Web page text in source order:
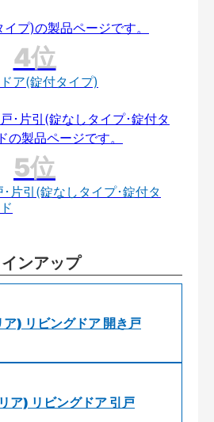
ア(錠付タイプ)
片引(錠なしタイプ･錠付タ
ンアップ
) リビングドア 開き戸
ア) リビングドア 引戸